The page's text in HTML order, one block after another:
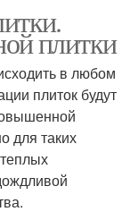
плитки
в любом
плиток будут
для таких